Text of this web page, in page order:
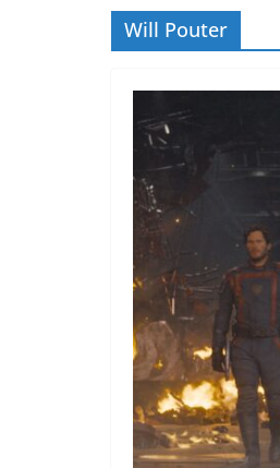
Will Pouter